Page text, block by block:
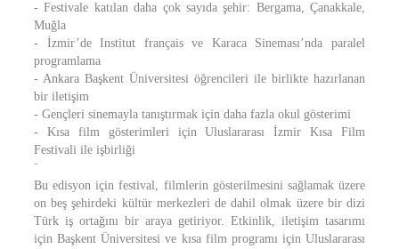
- Festivale katılan daha çok sayıda şehir: Bergama, Çanakkale,
Muğla
- İzmir’de Institut français ve Karaca Sineması’nda paralel
programlama
- Ankara Başkent Üniversitesi öğrencileri ile birlikte hazırlanan
bir iletişim
- Gençleri sinemayla tanıştırmak için daha fazla okul gösterimi
- Kısa film gösterimleri için Uluslararası İzmir Kısa Film
Festivali ile işbirliği
¨
Bu edisyon için festival, filmlerin gösterilmesini sağlamak üzere
on beş şehirdeki kültür merkezleri de dahil olmak üzere bir dizi
Türk iş ortağını bir araya getiriyor. Etkinlik, iletişim tasarımı
için Başkent Üniversitesi ve kısa film programı için Uluslararası